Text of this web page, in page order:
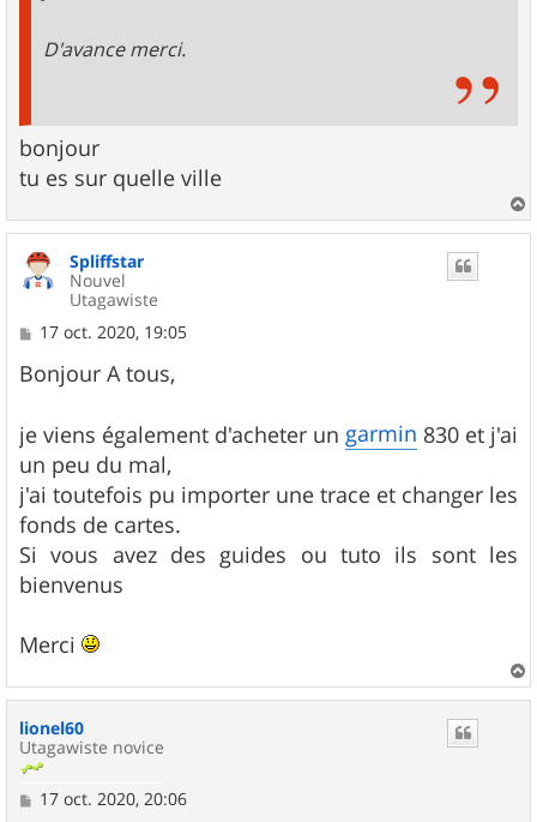
D'avance merci.
bonjour
tu es sur quelle ville
a
Spliffstar
Nouvel
Utagawiste
M
s
s
g
e
17 oct. 2020, 19:05
Bonjour A tous,
je viens également d'acheter un garmin 830 et j'ai
un peu du mal,
j'ai toutefois pu importer une trace et changer les
fonds de cartes.
Si vous avez des guides ou tuto ils sont les
bienvenus
Merci
a
lionel60
Utagawiste novice
M17 oct. 2020, 20:06